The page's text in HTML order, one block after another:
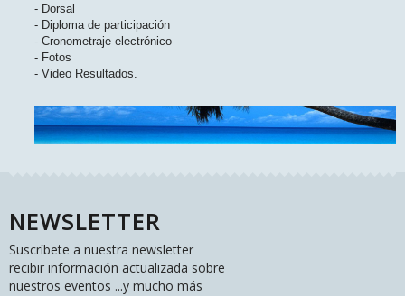
- Dorsal
- Diploma de participación
- Cronometraje electrónico
- Fotos
- Video Resultados.
NEWSLETTER
Suscríbete a nuestra newsletter
recibir información actualizada sobre
nuestros eventos ...y mucho más